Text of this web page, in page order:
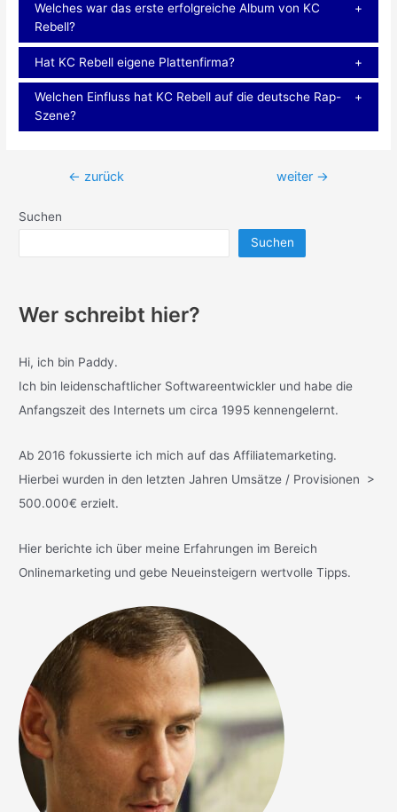
Welches war das erste erfolgreiche Album von KC
Rebell?
Hat KC Rebell eigene Plattenfirma?
Welchen Einfluss hat KC Rebell auf die deutsche Rap-
Szene?
Beitragsnavigation
← zurück weiter →
Suchen
Suchen
Wer schreibt hier?
Hi, ich bin Paddy.
Ich bin leidenschaftlicher Softwareentwickler und habe die
Anfangszeit des Internets um circa 1995 kennengelernt.
Ab 2016 fokussierte ich mich auf das Affiliatemarketing.
Hierbei wurden in den letzten Jahren Umsätze / Provisionen >
500.000€ erzielt.
Hier berichte ich über meine Erfahrungen im Bereich
Onlinemarketing und gebe Neueinsteigern wertvolle Tipps.